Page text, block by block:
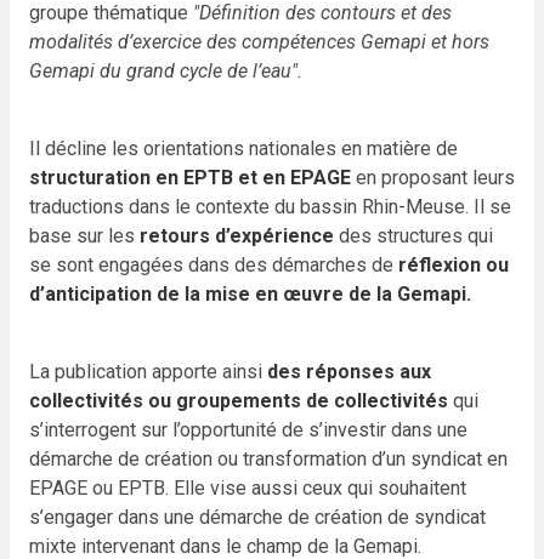
groupe thématique "Définition des contours et des
modalités d’exercice des compétences Gemapi et hors
Gemapi du grand cycle de l’eau".
Il décline les orientations nationales en matière de
structuration en EPTB et en EPAGE en proposant leurs
traductions dans le contexte du bassin Rhin-Meuse. Il se
base sur les retours d’expérience des structures qui
se sont engagées dans des démarches de réflexion ou
d’anticipation de la mise en œuvre de la Gemapi.
La publication apporte ainsi des réponses aux
collectivités ou groupements de collectivités qui
s’interrogent sur l’opportunité de s’investir dans une
démarche de création ou transformation d’un syndicat en
EPAGE ou EPTB. Elle vise aussi ceux qui souhaitent
s’engager dans une démarche de création de syndicat
mixte intervenant dans le champ de la Gemapi.